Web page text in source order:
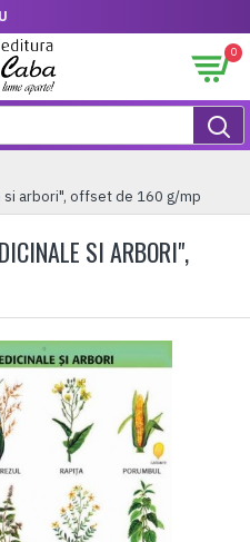
0
si arbori", offset de 160 g/mp
SI ARBORI",